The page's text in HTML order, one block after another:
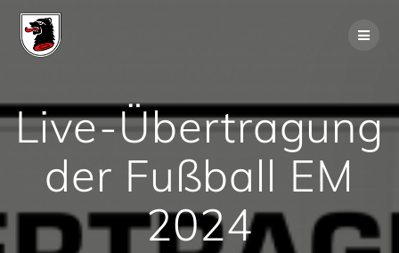
Live-Übertragung
der Fußball EM
2024